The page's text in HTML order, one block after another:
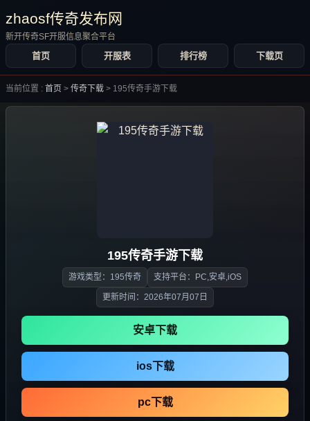
zhaosf传奇发布网
新开传奇SF开服信息聚合平台
首页 开服表 排行榜 下载页
当前位置 : 首页 > 传奇下载 > 195传奇手游下载
195传奇手游下载
游戏类型：195传奇 支持平台：PC,安卓,iOS
更新时间：2026年07月07日
安卓下载
ios下载
pc下载